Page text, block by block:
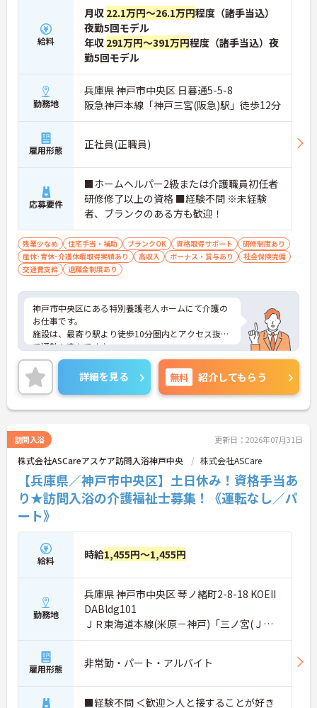
給料
月収 22.1万円～26.1万円程度（諸手当込）
夜勤5回モデル
年収 291万円～391万円程度（諸手当込）夜
勤5回モデル
勤務地
兵庫県 神戸市中央区 日暮通5-5-8
阪急神戸本線「神戸三宮(阪急)駅」徒歩12分
雇用形態 正社員(正職員)
応募要件
■ホームヘルパー2級または介護職員初任者
研修修了以上の資格 ■経験不問 ※未経験
者、ブランクのある方も歓迎！
残業少なめ 住宅手当・補助 ブランクOK 資格取得サポート
研修制度あり
産休･育休･介護休暇取得実績あり
高収入 ボーナス・賞与あり
社会保険完備
交通費支給
退職金制度あり
神戸市中央区にある特別養護老人ホームにて介護の
お仕事です。
施設は、最寄り駅より徒歩10分圏内とアクセス抜群
で通勤も楽々です♪
資格をお持ちであれば、未経験の方やブランクのあ
る方の応募も歓迎◎マンツーマンでの指導があるの
で安心して始業いただけます！施設設備としては、
浴室に天井走行リフトを設置し、さらに見守りセン
サーも導入しており、利用者様、職員様が安心して
キャリアアップについては、介護福祉士・ケアマネ
ジャーの試験対策あり！お給与についても賞与4.0ヶ
月分支給実績があり、頑張りがしっかりと反映され
るのもおすすめしたいポイントのひとつ！
ご興味がある方は是非一度マイナビまでお問合せく
ださい！！
詳細を見る 無料 紹介してもらう
訪問入浴 更新日：2026年07月31日
株式会社ASCareアスケア訪問入浴神戸中央 株式会社ASCare
【兵庫県／神戸市中央区】土日休み！資格手当あ
り★訪問入浴の介護福祉士募集！《運転なし／パ
ート》
給料 時給1,455円～1,455円
勤務地
兵庫県 神戸市中央区 琴ノ緒町2-8-18 KOEII
DABldg101
ＪＲ東海道本線(米原－神戸)「三ノ宮(ＪＲ)
駅」徒歩7分
雇用形態 非常勤・パート・アルバイト
■経験不問 ＜歓迎＞人と接することが好き